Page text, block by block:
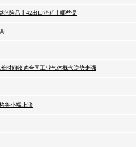
危险品丨42出口流程丨哪些是
时间收购合同工业气体概念逆势走强
将小幅上涨